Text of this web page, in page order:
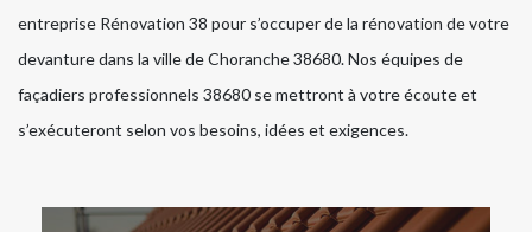
entreprise Rénovation 38 pour s’occuper de la rénovation de votre
devanture dans la ville de Choranche 38680. Nos équipes de
façadiers professionnels 38680 se mettront à votre écoute et
s’exécuteront selon vos besoins, idées et exigences.